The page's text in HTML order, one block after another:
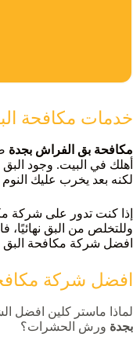
خدمات مكافحة
مكافحة بق الفراش بجدة
أهلك في البيت. وجود
لكنه بعد يخرب عليك
إذا كنت تدور على شركة
وللتخلص من البق نهائيًا،
افضل شركة مكافحة البق
افضل شركة
لماذا ماستر كلين افضل
بجدة ورش الحشرات؟